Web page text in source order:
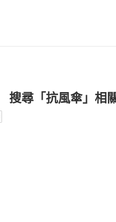
搜尋「抗風傘」相